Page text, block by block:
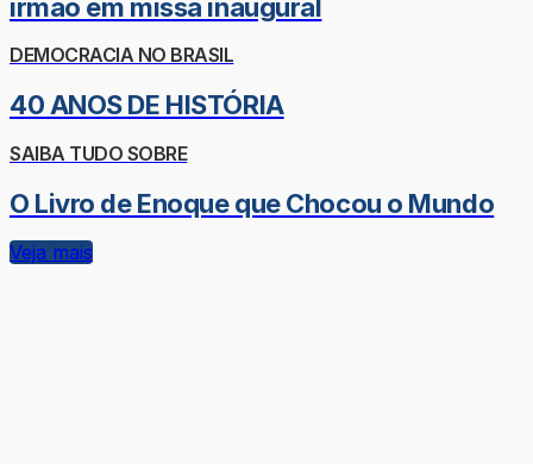
irmão em missa inaugural
DEMOCRACIA NO BRASIL
40 ANOS DE HISTÓRIA
SAIBA TUDO SOBRE
O Livro de Enoque que Chocou o Mundo
Veja mais